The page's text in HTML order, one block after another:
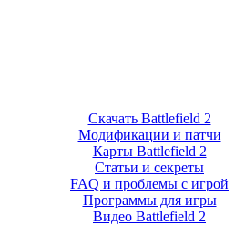
Скачать Battlefield 2
Модификации и патчи
Карты Battlefield 2
Статьи и секреты
FAQ и проблемы с игрой
Программы для игры
Видео Battlefield 2